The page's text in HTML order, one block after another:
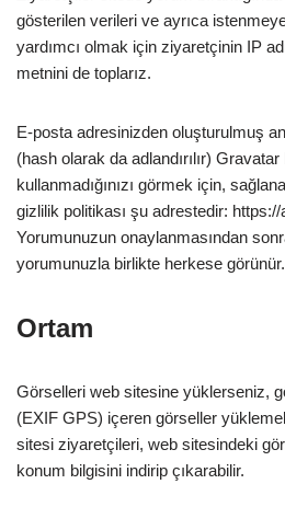
gösterilen verileri ve ayrıca
yardımcı olmak için ziyaretçinin IP
metnini de toplarız.
E-posta adresinizden oluşturulmuş
(hash olarak da adlandırılır)
kullanmadığınızı görmek için,
gizlilik politikası şu adrestedir:
Yorumunuzun onaylanmasından
yorumunuzla birlikte herkese görünür.
Ortam
Görselleri web sitesine yüklerseniz,
(EXIF GPS) içeren görseller
sitesi ziyaretçileri, web sitesindeki
konum bilgisini indirip çıkarabilir.